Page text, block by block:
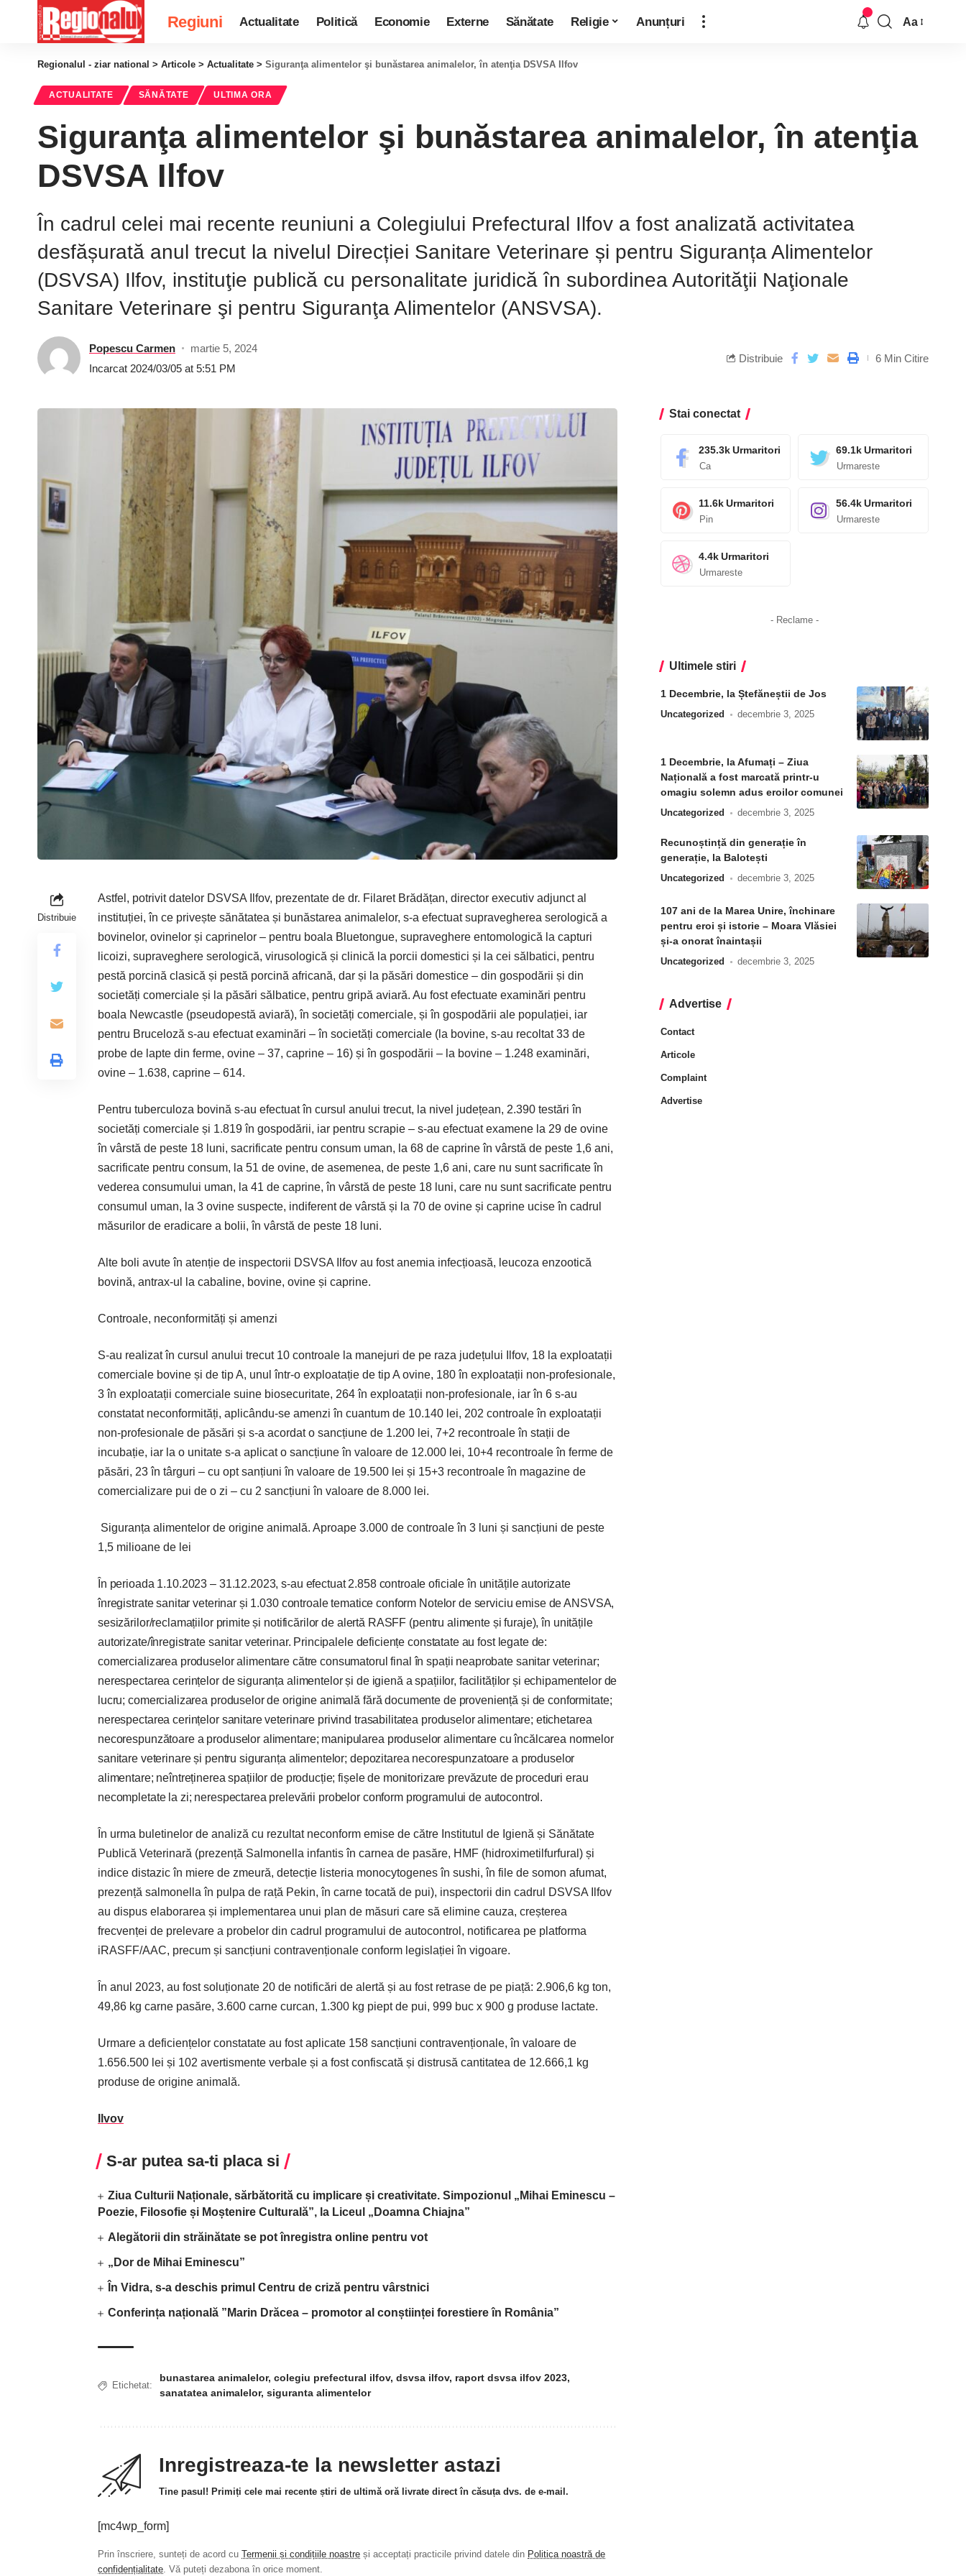
Regiuni Actualitate Politică Economie Externe Sănătate Religie Anunțuri Aa
Regionalul - ziar national > Articole > Actualitate > Siguranţa alimentelor şi bunăstarea animalelor, în atenţia DSVSA Ilfov
ACTUALITATE SĂNĂTATE ULTIMA ORA
Siguranţa alimentelor şi bunăstarea animalelor, în atenţia
DSVSA Ilfov
În cadrul celei mai recente reuniuni a Colegiului Prefectural Ilfov a fost analizată activitatea
desfășurată anul trecut la nivelul Direcției Sanitare Veterinare și pentru Siguranța Alimentelor
(DSVSA) Ilfov, instituţie publică cu personalitate juridică în subordinea Autorităţii Naţionale
Sanitare Veterinare şi pentru Siguranţa Alimentelor (ANSVSA).
Popescu Carmen
martie 5, 2024
Incarcat 2024/03/05 at 5:51 PM
Distribuie 6 Min Citire
Distribuie
Astfel, potrivit datelor DSVSA Ilfov, prezentate de dr. Filaret Brădățan, director executiv adjunct al
instituției, în ce privește sănătatea și bunăstarea animalelor, s-a efectuat supravegherea serologică a
bovinelor, ovinelor și caprinelor – pentru boala Bluetongue, supraveghere entomologică la capturi
licoizi, supraveghere serologică, virusologică și clinică la porcii domestici și la cei sălbatici, pentru
pestă porcină clasică și pestă porcină africană, dar și la păsări domestice – din gospodării și din
societăți comerciale și la păsări sălbatice, pentru gripă aviară. Au fost efectuate examinări pentru
boala Newcastle (pseudopestă aviară), în societăți comerciale, și în gospodării ale populației, iar
pentru Bruceloză s-au efectuat examinări – în societăți comerciale (la bovine, ­s-au recoltat 33 de
probe de lapte din ferme, ovine – 37, caprine – 16) și în gospodării – la bovine – 1.248 examinări,
ovine – 1.638, caprine – 614.
Pentru tuberculoza bovină s-au efectuat în cursul anului trecut, la nivel județean, 2.390 testări în
societăți comerciale și 1.819 în gospodării, iar pentru scrapie – ­s-au efectuat examene la 29 de ovine
în vârstă de peste 18 luni, sacrificate pentru consum uman, la 68 de caprine în vârstă de peste 1,6 ani,
sacrificate pentru consum, la 51 de ovine, de asemenea, de peste 1,6 ani, care nu sunt sacrificate în
vederea consumului uman, la 41 de caprine, în vârstă de peste 18 luni, care nu sunt sacrificate pentru
consumul uman, la 3 ovine suspecte, indiferent de vârstă și la 70 de ovine și caprine ucise în cadrul
măsurilor de eradicare a bolii, în vârstă de peste 18 luni.
Alte boli avute în atenție de inspectorii DSVSA Ilfov au fost anemia infecțioasă, leucoza enzootică
bovină, ­antrax-ul la cabaline, bovine, ovine și caprine.
Controale, neconformități și amenzi
S-au realizat în cursul anului trecut 10 controale la manejuri de pe raza județului Ilfov, 18 la exploatații
comerciale bovine și de tip A, unul într-o exploatație de tip A ovine, 180 în exploatații non-profesionale,
3 în exploatații comerciale suine biosecuritate, 264 în exploatații non-profesionale, iar în 6 s-au
constatat neconformități, aplicându-se amenzi în cuantum de 10.140 lei, 202 controale în exploatații
non-profesionale de păsări și s-a acordat o sancțiune de 1.200 lei, 7+2 recontroale în stații de
incubație, iar la o unitate s-a aplicat o sancțiune în valoare de 12.000 lei, 10+4 recontroale în ferme de
păsări, 23 în târguri – cu opt sanțiuni în valoare de 19.500 lei și 15+3 recontroale în magazine de
comercializare pui de o zi – cu 2 sancțiuni în valoare de 8.000 lei.
Siguranța alimentelor de origine animală. Aproape 3.000 de controale în 3 luni și sancțiuni de peste
1,5 milioane de lei
În perioada 1.10.2023 – 31.12.2023, s-au efectuat 2.858 controale oficiale în unitățile autorizate
înregistrate sanitar veterinar și 1.030 controale tematice conform Notelor de serviciu emise de ANSVSA,
sesizărilor/reclamațiilor primite și notificărilor de alertă RASFF (pentru alimente și furaje), în unitățile
autorizate/înregistrate sanitar veterinar. Principalele deficiențe constatate au fost legate de:
comercializarea produselor alimentare către consumatorul final în spații neaprobate sanitar veterinar;
nerespectarea cerințelor de siguranța alimentelor și de igienă a spațiilor, facilităților și echipamentelor de
lucru; comercializarea produselor de origine animală fără documente de proveniență și de conformitate;
nerespectarea cerințelor sanitare veterinare privind trasabilitatea produselor alimentare; etichetarea
necorespunzătoare a produselor alimentare; manipularea produselor alimentare cu încălcarea normelor
sanitare veterinare și pentru siguranța alimentelor; depozitarea necorespunzatoare a produselor
alimentare; neîntreținerea spațiilor de producție; fișele de monitorizare prevăzute de proceduri erau
necompletate la zi; nerespectarea prelevării probelor conform programului de autocontrol.
În urma buletinelor de analiză cu rezultat neconform emise de către Institutul de Igienă și Sănătate
Publică Veterinară (prezență Salmonella infantis în carnea de pasăre, HMF (hidroximetilfurfural) și
indice distazic în miere de zmeură, detecție listeria monocytogenes în sushi, în file de somon afumat,
prezență salmonella în pulpa de rață Pekin, în carne tocată de pui), inspectorii din cadrul DSVSA Ilfov
au dispus elaborarea și implementarea unui plan de măsuri care să elimine cauza, creșterea
frecvenței de prelevare a probelor din cadrul programului de autocontrol, notificarea pe platforma
iRASFF/AAC, precum și sancțiuni contravenționale conform legislației în vigoare.
În anul 2023, au fost soluționate 20 de notificări de alertă și au fost retrase de pe piață: 2.906,6 kg ton,
49,86 kg carne pasăre, 3.600 carne curcan, 1.300 kg piept de pui, 999 buc x 900 g produse lactate.
Urmare a deficiențelor constatate au fost aplicate 158 sancțiuni con­travenționale, în valoare de
1.656.500 lei și 102 avertismente verbale și a fost confiscată și distrusă cantitatea de 12.666,1 kg
produse de origine animală.
Ilvov
S-ar putea sa-ti placa si
Ziua Culturii Naționale, sărbătorită cu implicare și creativitate. Simpozionul „Mihai Eminescu –
Poezie, Filosofie și Moștenire Culturală”, la Liceul „Doamna Chiajna”
Alegătorii din străinătate se pot înregistra online pentru vot
„Dor de Mihai Eminescu”
În Vidra, s-a deschis primul Centru de criză pentru vârstnici
Conferința națională ”Marin Drăcea – promotor al conștiinței forestiere în România”
Etichetat:
bunastarea animalelor, colegiu prefectural ilfov, dsvsa ilfov, raport dsvsa ilfov 2023,
sanatatea animalelor, siguranta alimentelor
Inregistreaza-te la newsletter astazi
Tine pasul! Primiți cele mai recente știri de ultimă oră livrate direct în căsuța dvs. de e-mail.
[mc4wp_form]
Prin înscriere, sunteți de acord cu Termenii și condițiile noastre și acceptați practicile privind datele din Politica noastră de
confidențialitate. Vă puteți dezabona în orice moment.
Stai conectat
235.3k Urmaritori
Ca
69.1k Urmaritori
Urmareste
11.6k Urmaritori
Pin
56.4k Urmaritori
Urmareste
4.4k Urmaritori
Urmareste
- Reclame -
Ultimele stiri
1 Decembrie, la Ștefăneștii de Jos
Uncategorized decembrie 3, 2025
1 Decembrie, la Afumați – Ziua
Națională a fost marcată printr-u
omagiu solemn adus eroilor comunei
Uncategorized decembrie 3, 2025
Recunoștință din generație în
generație, la Balotești
Uncategorized decembrie 3, 2025
107 ani de la Marea Unire, închinare
pentru eroi și istorie – Moara Vlăsiei
și-a onorat înaintașii
Uncategorized decembrie 3, 2025
Advertise
Contact
Articole
Complaint
Advertise